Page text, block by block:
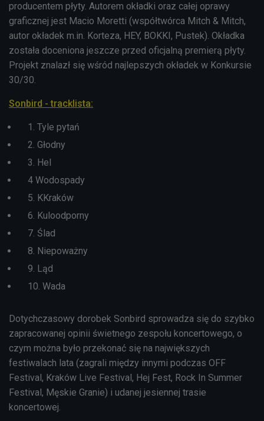
producentem płyty. Autorem okładki oraz całej oprawy
graficznej jest Macio Moretti (współtwórca Mitch & Mitch,
autor okładek m.in. Korteza, HEY, BOKKI, Pustek). Okładka
została doceniona jeszcze przed oficjalną premierą płyty.
Projekt znalazł się wśród najlepszych okładek w Konkursie
30/30.
Sonbird - tracklista:
1. Tyle pytań
2. Głodny
3. Hel
4 Wodospady
5. KKraków
6. Kuloodporny
7. Ślad
8. Niepoważny
9. Ląd
10. Wada
Dotychczasowy dorobek Sonbird sprowadza się do szybko
zapracowanej opinii świetnego zespołu koncertowego, o
czym można było przekonać się na największych
festiwalach lata (zagrali między innymi podczas OFF
Festival, Kraków Live Festival, Hej Fest, Rock In Summer
Festival, Męskie Granie) i udanej jesiennej trasie
koncertowej.